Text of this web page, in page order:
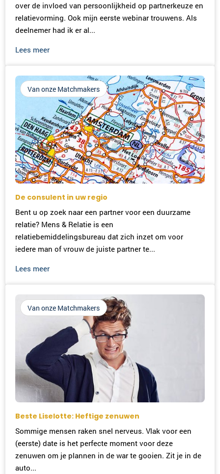
over de invloed van persoonlijkheid op partnerkeuze en
relatievorming. Ook mijn eerste webinar trouwens. Als
deelnemer had ik er al...
Lees meer
Van onze Matchmakers
De consulent in uw regio
Bent u op zoek naar een partner voor een duurzame
relatie? Mens & Relatie is een
relatiebemiddelingsbureau dat zich inzet om voor
iedere man of vrouw de juiste partner te...
Lees meer
Van onze Matchmakers
Beste Liselotte: Heftige zenuwen
Sommige mensen raken snel nerveus. Vlak voor een
(eerste) date is het perfecte moment voor deze
zenuwen om je plannen in de war te gooien. Zit je in de
auto...